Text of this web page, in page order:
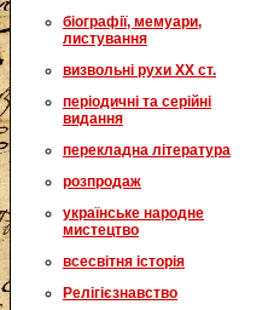
біографії, мемуари,
листування
визвольні рухи XX ст.
періодичні та серійні
видання
перекладна література
розпродаж
українське народне
мистецтво
всесвітня історія
Релігієзнавство